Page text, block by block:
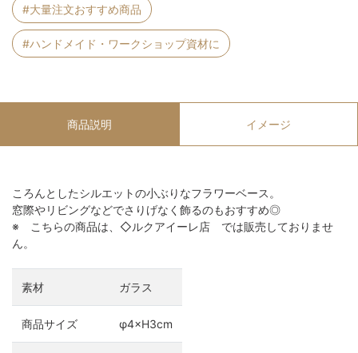
#大量注文おすすめ商品
#ハンドメイド・ワークショップ資材に
商品説明 イメージ
ころんとしたシルエットの小ぶりなフラワーベース。
窓際やリビングなどでさりげなく飾るのもおすすめ◎
※ こちらの商品は、◇ルクアイーレ店 では販売しておりませ
ん。
素材 ガラス
商品サイズ φ4×H3cm